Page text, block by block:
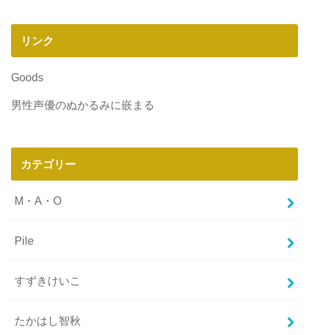
リンク
Goods
男性声優のぬかるみに嵌まる
カテゴリー
M・A・O
Pile
すずきけいこ
たかはし智秋